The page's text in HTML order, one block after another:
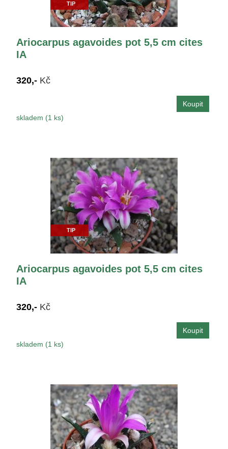
TIP
Ariocarpus agavoides pot 5,5 cm cites
IA
320,- Kč
skladem (1 ks)
TIP
Ariocarpus agavoides pot 5,5 cm cites
IA
320,- Kč
skladem (1 ks)